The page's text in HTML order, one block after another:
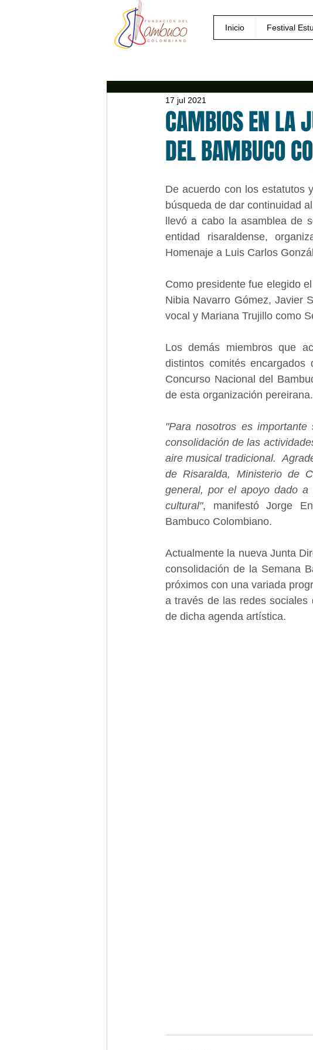
Inicio Festival
CAMBIOS EN LA
DEL BAMBUCO
17 jul 2021
De acuerdo con los estatutos
búsqueda de dar continuidad
llevó a cabo la asamblea de
entidad risaraldense,
Homenaje a Luis Carlos
Como presidente fue elegido
Nibia Navarro Gómez, Javier
vocal y Mariana Trujillo como
Los demás miembros que
distintos comités encargados
Concurso Nacional del
de esta organización pereirana.
"Para nosotros es
consolidación de las
aire musical tradicional.
de Risaralda, Ministerio de
general, por el apoyo dado a
cultural", manifestó Jorge
Bambuco Colombiano.
Actualmente la nueva Junta
consolidación de la Semana
próximos con una variada
a través de las redes sociales
de dicha agenda artística.